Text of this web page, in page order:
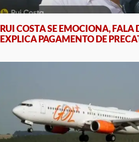
RUI COSTA SE EMOCIONA, FALA
EXPLICA PAGAMENTO DE